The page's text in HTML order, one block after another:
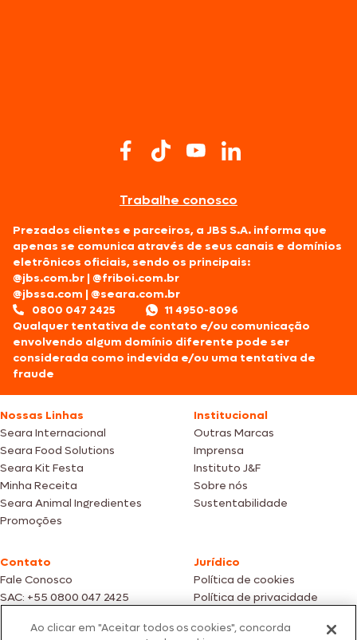
Trabalhe conosco
Prezados clientes e parceiros, a JBS S.A. informa que
apenas se comunica através de seus canais e domínios
eletrônicos oficiais, sendo os principais:
@jbs.com.br |@friboi.com.br
@jbssa.com |@seara.com.br
0800 047 2425
11 4950-8096
Qualquer tentativa de contato e/ou comunicação
envolvendo algum domínio diferente pode ser
considerada como indevida e/ou uma tentativa de
fraude
Nossas Linhas
Seara Internacional
Seara Food Solutions
Seara Kit Festa
Minha Receita
Seara Animal Ingredientes
Promoções
Institucional
Outras Marcas
Imprensa
Instituto J&F
Sobre nós
Sustentabilidade
Contato
Fale Conosco
SAC: +55 0800 047 2425
Jurídico
Política de cookies
Política de privacidade
Ao clicar em "Aceitar todos os cookies", concorda